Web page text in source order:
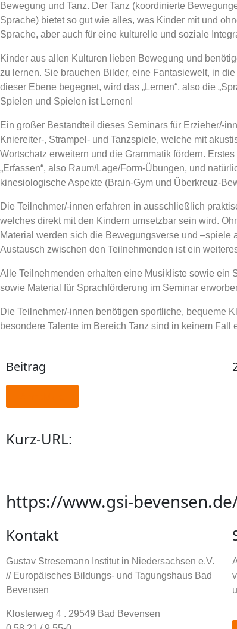
Bewegung und Tanz. Der Tanz (koordinierte
Sprache) bietet so gut wie alles, was Kinder mit und
Sprache, aber auch für eine kulturelle und soziale
Kinder aus allen Kulturen lieben Bewegung und
zu lernen. Sie brauchen Bilder, eine Fantasiewelt, in
dieser Ebene begegnet, wird das „Lernen“, also die
Spielen und Spielen ist Lernen!
Ein großer Bestandteil dieses Seminars für Erzieher/-
Kniereiter-, Strampel- und Tanzspiele, welche mit
Wortschatz erweitern und die Grammatik fördern.
„Erfassen“, also Raum/Lage/Form-Übungen, und
kinesiologische Aspekte (Brain-Gym und Überkreuz-
Die Teilnehmer/-innen erfahren in ausschließlich
welches direkt mit den Kindern umsetzbar sein wird.
Material werden sich die Bewegungsverse und
Austausch zwischen den Teilnehmenden ist ein
Alle Teilnehmenden erhalten eine Musikliste sowie ein
sowie Material für Sprachförderung im Seminar
Die Teilnehmer/-innen benötigen sportliche, bequeme
besondere Talente im Bereich Tanz sind in keinem Fall
Beitrag
Kurz-URL:
https://www.gsi-
Kontakt
Gustav Stresemann Institut in Niedersachsen e.V.
// Europäisches Bildungs- und Tagungshaus Bad
Bevensen
Klosterweg 4 . 29549 Bad Bevensen